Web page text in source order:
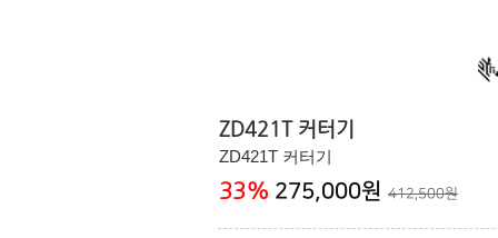
ZD421T 커터기
ZD421T 커터기
33% 275,000원 412,500원